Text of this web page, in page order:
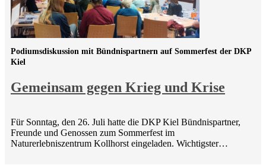
Gemeinsam gegen Krieg und Krise
Podiumsdiskussion mit Bündnispartnern auf Sommerfest der DKP
Kiel
Für Sonntag, den 26. Juli hatte die DKP Kiel Bündnispartner,
Freunde und Genossen zum Sommerfest im
Naturerlebniszentrum Kollhorst eingeladen. Wichtigster…